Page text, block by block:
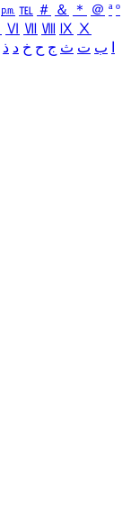
㏘ ℡ ＃ ＆ ＊ ＠ ª º
Ⅵ Ⅶ Ⅷ Ⅸ Ⅹ
ب ت ث ج ح خ د ذ